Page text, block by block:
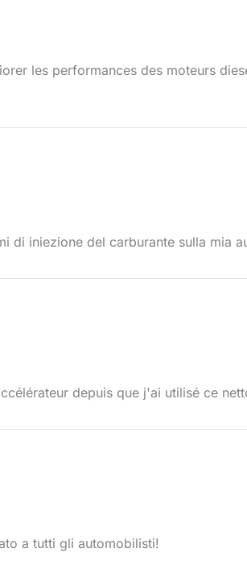
les performances des moteurs
di iniezione del carburante sulla mia
depuis que j'ai utilisé ce
a tutti gli automobilisti!